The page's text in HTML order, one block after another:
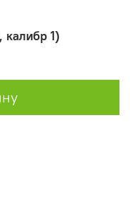
калибр 1)